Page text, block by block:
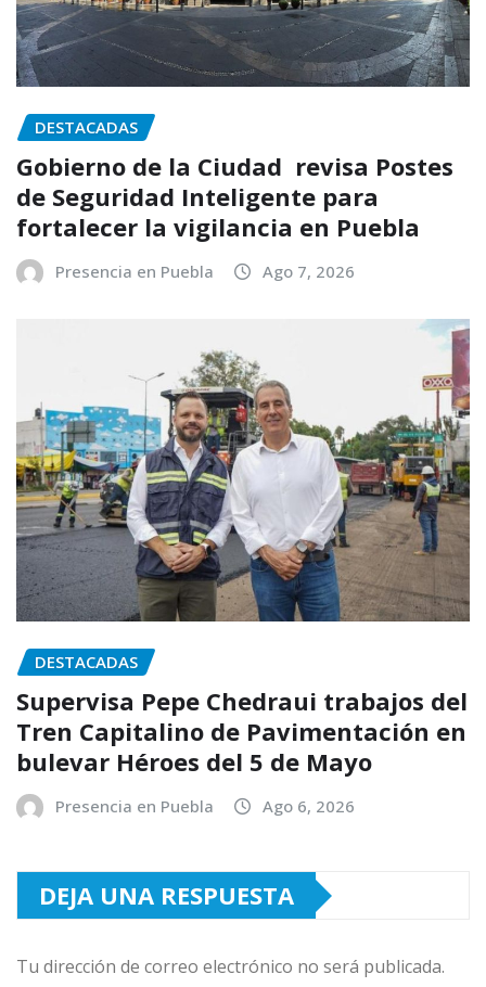
DESTACADAS
Gobierno de la Ciudad revisa Postes
de Seguridad Inteligente para
fortalecer la vigilancia en Puebla
Presencia en Puebla Ago 7, 2026
DESTACADAS
Supervisa Pepe Chedraui trabajos del
Tren Capitalino de Pavimentación en
bulevar Héroes del 5 de Mayo
Presencia en Puebla Ago 6, 2026
DEJA UNA RESPUESTA
Tu dirección de correo electrónico no será publicada.